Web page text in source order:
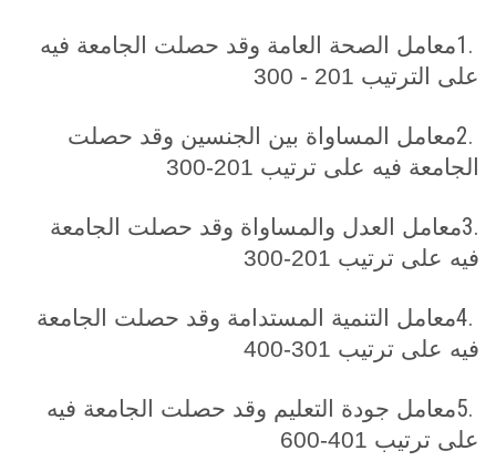
1.معامل الصحة العامة وقد حصلت الجامعة فيه
على الترتيب 201 - 300
2.معامل المساواة بين الجنسين وقد حصلت
الجامعة فيه على ترتيب 201-300
3.معامل العدل والمساواة وقد حصلت الجامعة
فيه على ترتيب 201-300
4.معامل التنمية المستدامة وقد حصلت الجامعة
فيه على ترتيب 301-400
5.معامل جودة التعليم وقد حصلت الجامعة فيه
على ترتيب 401-600